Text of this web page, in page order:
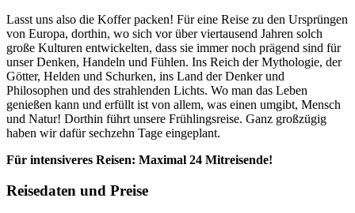
Lasst uns also die Koffer packen! Für eine Reise zu den Ursprüngen
von Europa, dorthin, wo sich vor über viertausend Jahren solch
große Kulturen entwickelten, dass sie immer noch prägend sind für
unser Denken, Handeln und Fühlen. Ins Reich der Mythologie, der
Götter, Helden und Schurken, ins Land der Denker und
Philosophen und des strahlenden Lichts. Wo man das Leben
genießen kann und erfüllt ist von allem, was einen umgibt, Mensch
und Natur! Dorthin führt unsere Frühlingsreise. Ganz großzügig
haben wir dafür sechzehn Tage eingeplant.
Für intensiveres Reisen: Maximal 24 Mitreisende!
Reisedaten und Preise